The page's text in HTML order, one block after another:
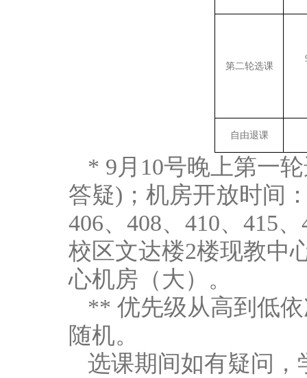
第二轮选课
自由退课
* 9月10号晚上第一
答疑)；机房开放时间
406、408、410、415
校区文达楼2楼现教中
心机房（大）。
** 优先级从高到低
随机。
选课期间如有疑问